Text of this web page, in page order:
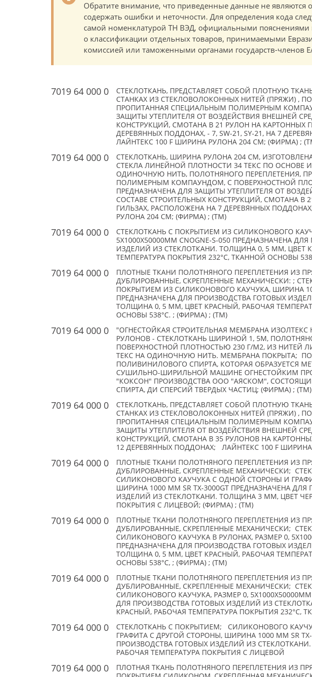
Обратите внимание, что приведенные данные не являются
содержать ошибки и неточности. Для определения кода
самой номенклатурой ТН ВЭД, официальными пояснениями
о классификации отдельных товаров, принимаемыми
комиссией или таможенными органами государств-членов
7019 64 000 0
СТЕКЛОТКАНЬ, ПРЕДСТАВЛЯЕТ СОБОЙ ПЛОТНУЮ
СТАНКАХ ИЗ СТЕКЛОВОЛОКОННЫХ НИТЕЙ (ПРЯЖИ) ,
ПРОПИТАННАЯ СПЕЦИАЛЬНЫМ ПОЛИМЕРНЫМ
ЗАЩИТЫ УТЕПЛИТЕЛЯ ОТ ВОЗДЕЙСТВИЯ ВНЕШНЕЙ
КОНСТРУКЦИЙ, СМОТАНА В 21 РУЛОН НА КАРТОННЫХ
ДЕРЕВЯННЫХ ПОДДОНАХ, - 7, SW-21, SY-21, НА 7
ЛАЙНТЕКС 100 F ШИРИНА РУЛОНА 204 СМ; (ФИРМА) ;
7019 64 000 0
СТЕКЛОТКАНЬ, ШИРИНА РУЛОНА 204 СМ,
СТЕКЛА ЛИНЕЙНОЙ ПЛОТНОСТИ 34 ТЕКС ПО ОСНОВЕ И
ОДИНОЧНУЮ НИТЬ, ПОЛОТНЯНОГО ПЕРЕПЛЕТЕНИЯ,
ПОЛИМЕРНЫМ КОМПАУНДОМ, С ПОВЕРХНОСТНОЙ
ПРЕДНАЗНАЧЕНА ДЛЯ ЗАЩИТЫ УТЕПЛИТЕЛЯ ОТ
СОСТАВЕ СТРОИТЕЛЬНЫХ КОНСТРУКЦИЙ, СМОТАНА В
ГИЛЬЗАХ, РАСПОЛОЖЕНА НА 7 ДЕРЕВЯННЫХ
РУЛОНА 204 СМ; (ФИРМА) ; (TM)
7019 64 000 0
СТЕКЛОТКАНЬ С ПОКРЫТИЕМ ИЗ СИЛИКОНОВОГО
5Х1000Х50000ММ CNOGNE-S-050 ПРЕДНАЗНАЧЕНА
ИЗДЕЛИЙ ИЗ СТЕКЛОТКАНИ. ТОЛЩИНА 0, 5 ММ, ЦВЕТ
ТЕМПЕРАТУРА ПОКРЫТИЯ 232°С, ТКАННОЙ ОСНОВЫ
7019 64 000 0
ПЛОТНЫЕ ТКАНИ ПОЛОТНЯНОГО ПЕРЕПЛЕТЕНИЯ ИЗ
ДУБЛИРОВАННЫЕ, СКРЕПЛЕННЫЕ МЕХАНИЧЕСКИ: ;
ПОКРЫТИЕМ ИЗ СИЛИКОНОВОГО КАУЧУКА, ШИРИНА
ПРЕДНАЗНАЧЕНА ДЛЯ ПРОИЗВОДСТВА ГОТОВЫХ
ТОЛЩИНА 0, 5 ММ, ЦВЕТ КРАСНЫЙ, РАБОЧАЯ
ОСНОВЫ 538°С. ; (ФИРМА) ; (TM)
7019 64 000 0
"ОГНЕСТОЙКАЯ СТРОИТЕЛЬНАЯ МЕМБРАНА ИЗОЛТЕКС
РУЛОНОВ - СТЕКЛОТКАНЬ ШИРИНОЙ 1, 5М,
ПОВЕРХНОСТНОЙ ПЛОТНОСТЬЮ 230 Г/М2, ИЗ НИТЕЙ
ТЕКС НА ОДИНОЧНУЮ НИТЬ. МЕМБРАНА ПОКРЫТА;
ПОЛИВИНИЛОВОГО СПИРТА, КОТОРАЯ ОБРАЗУЕТСЯ
СУШИЛЬНО-ШИРИЛЬНОЙ МАШИНЕ ОГНЕСТОЙКИМ
"КОКСОН" ПРОИЗВОДСТВА ООО "АЯСКОМ",
СПИРТА, ДИ СПЕРСИЙ ТВЕРДЫХ ЧАСТИЦ; (ФИРМА) ; (TM)
7019 64 000 0
СТЕКЛОТКАНЬ, ПРЕДСТАВЛЯЕТ СОБОЙ ПЛОТНУЮ
СТАНКАХ ИЗ СТЕКЛОВОЛОКОННЫХ НИТЕЙ (ПРЯЖИ) ,
ПРОПИТАННАЯ СПЕЦИАЛЬНЫМ ПОЛИМЕРНЫМ
ЗАЩИТЫ УТЕПЛИТЕЛЯ ОТ ВОЗДЕЙСТВИЯ ВНЕШНЕЙ
КОНСТРУКЦИЙ, СМОТАНА В 35 РУЛОНОВ НА
12 ДЕРЕВЯННЫХ ПОДДОНАХ; ЛАЙНТЕКС 100 F
7019 64 000 0
ПЛОТНЫЕ ТКАНИ ПОЛОТНЯНОГО ПЕРЕПЛЕТЕНИЯ ИЗ
ДУБЛИРОВАННЫЕ, СКРЕПЛЕННЫЕ МЕХАНИЧЕСКИ;
СИЛИКОНОВОГО КАУЧУКА С ОДНОЙ СТОРОНЫ И
ШИРИНА 1000 ММ SR TX-3000GT ПРЕДНАЗНАЧЕНА
ИЗДЕЛИЙ ИЗ СТЕКЛОТКАНИ. ТОЛЩИНА 3 ММ, ЦВЕТ
ПОКРЫТИЯ С ЛИЦЕВОЙ; (ФИРМА) ; (TM)
7019 64 000 0
ПЛОТНЫЕ ТКАНИ ПОЛОТНЯНОГО ПЕРЕПЛЕТЕНИЯ ИЗ
ДУБЛИРОВАННЫЕ, СКРЕПЛЕННЫЕ МЕХАНИЧЕСКИ;
СИЛИКОНОВОГО КАУЧУКА В РУЛОНАХ, РАЗМЕР 0,
ПРЕДНАЗНАЧЕНА ДЛЯ ПРОИЗВОДСТВА ГОТОВЫХ
ТОЛЩИНА 0, 5 ММ, ЦВЕТ КРАСНЫЙ, РАБОЧАЯ
ОСНОВЫ 538°С, ; (ФИРМА) ; (TM)
7019 64 000 0
ПЛОТНЫЕ ТКАНИ ПОЛОТНЯНОГО ПЕРЕПЛЕТЕНИЯ ИЗ
ДУБЛИРОВАННЫЕ, СКРЕПЛЕННЫЕ МЕХАНИЧЕСКИ;
СИЛИКОНОВОГО КАУЧУКА, РАЗМЕР 0, 5Х1000Х50000ММ
ДЛЯ ПРОИЗВОДСТВА ГОТОВЫХ ИЗДЕЛИЙ ИЗ
КРАСНЫЙ, РАБОЧАЯ ТЕМПЕРАТУРА ПОКРЫТИЯ 232°С,
7019 64 000 0
СТЕКЛОТКАНЬ C ПОКРЫТИЕМ; СИЛИКОНОВОГО
ГРАФИТА С ДРУГОЙ СТОРОНЫ, ШИРИНА 1000 ММ SR
ПРОИЗВОДСТВА ГОТОВЫХ ИЗДЕЛИЙ ИЗ
РАБОЧАЯ ТЕМПЕРАТУРА ПОКРЫТИЯ С ЛИЦЕВОЙ
7019 64 000 0
ПЛОТНАЯ ТКАНЬ ПОЛОТНЯНОГО ПЕРЕПЛЕТЕНИЯ ИЗ